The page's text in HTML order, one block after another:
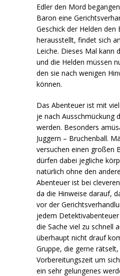
Edler den Mord
Baron eine
Geschick der Helden den
herausstellt, findet sich
Leiche. Dieses Mal kann
und die Helden müssen
den sie nach wenigen
können.
Das Abenteuer ist mit
je nach Ausschmückung
werden. Besonders
Juggern – Bruchenball.
versuchen einen großen
dürfen dabei jegliche
natürlich ohne den
Abenteuer ist bei
da die Hinweise darauf,
vor der
jedem
die Sache viel zu schnell
überhaupt nicht drauf
Gruppe, die gerne
Vorbereitungszeit um
ein sehr gelungenes